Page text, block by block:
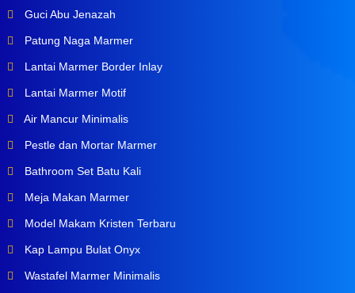
Guci Abu Jenazah
Patung Naga Marmer
Lantai Marmer Border Inlay
Lantai Marmer Motif
Air Mancur Minimalis
Pestle dan Mortar Marmer
Bathroom Set Batu Kali
Meja Makan Marmer
Model Makam Kristen Terbaru
Kap Lampu Bulat Onyx
Wastafel Marmer Minimalis